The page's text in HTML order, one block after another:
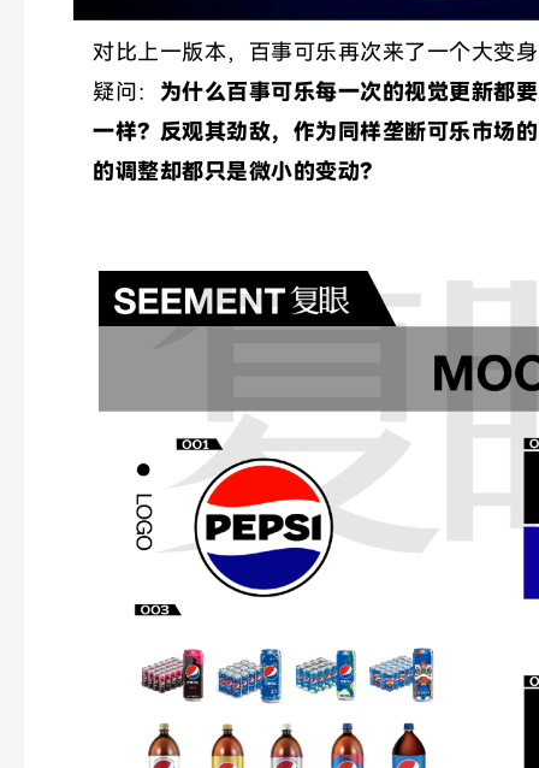
对比上一版本，百事可乐再次来了一个大变
疑问： 为什么百事可乐每一次的视觉更新都
一样？反观其劲敌，作为同样垄断可乐市场
的调整却都只是微小的变动？